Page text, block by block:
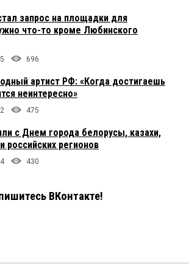
запрос на площадки для
что-то кроме Любинского
5 696
артист РФ: «Когда достигаешь
неинтересно»
2 475
с Днем города белорусы, казахи,
российских регионов
4 430
ВКонтакте!